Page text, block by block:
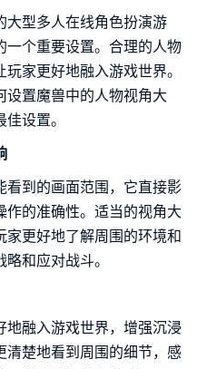
大型多人在线角色扮演游
个重要设置。合理的人物
家更好地融入游戏世界。
设置魔兽中的人物视角大
设置。
到的画面范围，它直接影
作的准确性。适当的视角大
更好地了解周围的环境和
和应对战斗。
融入游戏世界，增强沉浸
楚地看到周围的细节，感